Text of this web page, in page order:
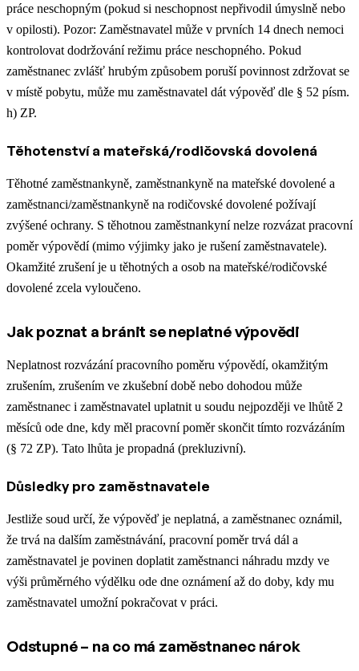
práce neschopným (pokud si neschopnost nepřivodil úmyslně nebo
v opilosti). Pozor: Zaměstnavatel může v prvních 14 dnech nemoci
kontrolovat dodržování režimu práce neschopného. Pokud
zaměstnanec zvlášť hrubým způsobem poruší povinnost zdržovat se
v místě pobytu, může mu zaměstnavatel dát výpověď dle § 52 písm.
h) ZP.
Těhotenství a mateřská/rodičovská dovolená
Těhotné zaměstnankyně, zaměstnankyně na mateřské dovolené a
zaměstnanci/zaměstnankyně na rodičovské dovolené požívají
zvýšené ochrany. S těhotnou zaměstnankyní nelze rozvázat pracovní
poměr výpovědí (mimo výjimky jako je rušení zaměstnavatele).
Okamžité zrušení je u těhotných a osob na mateřské/rodičovské
dovolené zcela vyloučeno.
Jak poznat a bránit se neplatné výpovědi
Neplatnost rozvázání pracovního poměru výpovědí, okamžitým
zrušením, zrušením ve zkušební době nebo dohodou může
zaměstnanec i zaměstnavatel uplatnit u soudu nejpozději ve lhůtě 2
měsíců ode dne, kdy měl pracovní poměr skončit tímto rozvázáním
(§ 72 ZP). Tato lhůta je propadná (prekluzivní).
Důsledky pro zaměstnavatele
Jestliže soud určí, že výpověď je neplatná, a zaměstnanec oznámil,
že trvá na dalším zaměstnávání, pracovní poměr trvá dál a
zaměstnavatel je povinen doplatit zaměstnanci náhradu mzdy ve
výši průměrného výdělku ode dne oznámení až do doby, kdy mu
zaměstnavatel umožní pokračovat v práci.
Odstupné – na co má zaměstnanec nárok